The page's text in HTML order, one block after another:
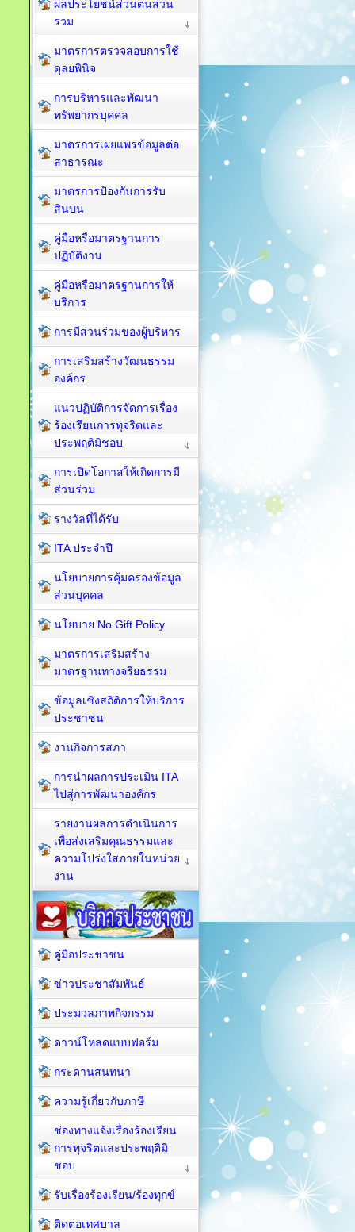
ผลประโยชน์ส่วนตนส่วน
รวม
มาตรการตรวจสอบการใช้
ดุลยพินิจ
การบริหารและพัฒนา
ทรัพยากรบุคคล
มาตรการเผยแพร่ข้อมูลต่อ
สาธารณะ
มาตรการป้องกันการรับ
สินบน
คู่มือหรือมาตรฐานการ
ปฏิบัติงาน
คู่มือหรือมาตรฐานการให้
บริการ
การมีส่วนร่วมของผู้บริหาร
การเสริมสร้างวัฒนธรรม
องค์กร
แนวปฏิบัติการจัดการเรื่อง
ร้องเรียนการทุจริตและ
ประพฤติมิชอบ
การเปิดโอกาสให้เกิดการมี
ส่วนร่วม
รางวัลที่ได้รับ
ITA ประจำปี
นโยบายการคุ้มครองข้อมูล
ส่วนบุคคล
นโยบาย No Gift Policy
มาตรการเสริมสร้าง
มาตรฐานทางจริยธรรม
ข้อมูลเชิงสถิติการให้บริการ
ประชาชน
งานกิจการสภา
การนำผลการประเมิน ITA
ไปสู่การพัฒนาองค์กร
รายงานผลการดำเนินการ
เพื่อส่งเสริมคุณธรรมและ
ความโปร่งใสภายในหน่วย
งาน
คู่มือประชาชน
ข่าวประชาสัมพันธ์
ประมวลภาพกิจกรรม
ดาวน์โหลดแบบฟอร์ม
กระดานสนทนา
ความรู้เกี่ยวกับภาษี
ช่องทางแจ้งเรื่องร้องเรียน
การทุจริตและประพฤติมิ
ชอบ
รับเรื่องร้องเรียน/ร้องทุกข์
ติดต่อเทศบาล